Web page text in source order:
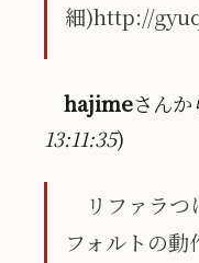
細)http://
hajimeさん
13:11:35)
リファラ
フォルトの